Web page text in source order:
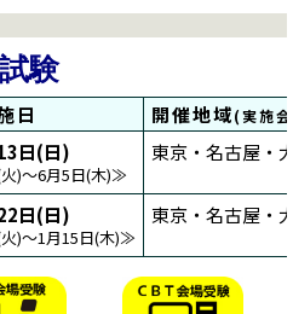
験
日 開催地域(実施
日(日)
)～6月5日(木)≫
東京・名古屋・
日(日)
)～1月15日(木)≫
東京・名古屋・